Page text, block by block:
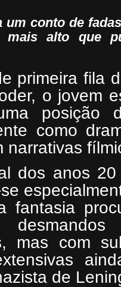
um conto de
alto que
primeira fila
o jovem
posição
como
narrativas
dos anos
fantasia
mas com
de